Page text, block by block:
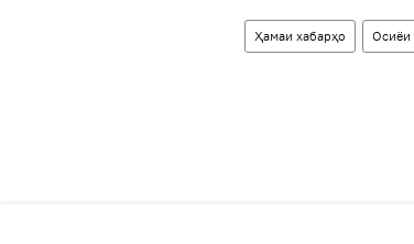
Ҳамаи хабарҳо Осиёи